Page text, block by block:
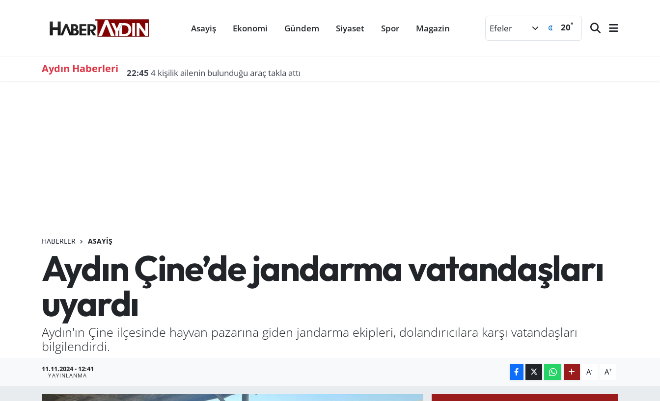
Asayiş Ekonomi Gündem Siyaset Spor Magazin Efeler 20°
Aydın Haberleri 22:45 4 kişilik ailenin bulunduğu araç takla attı
HABERLER ASAYIŞ
Aydın Çine’de jandarma vatandaşları
uyardı
Aydın'ın Çine ilçesinde hayvan pazarına giden jandarma ekipleri, dolandırıcılara karşı vatandaşları
bilgilendirdi.
11.11.2024 - 12:41
YAYINLANMA A- A+